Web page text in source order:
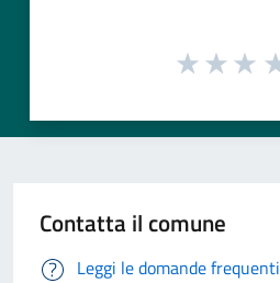
Contatta il comune
Leggi le domande frequenti